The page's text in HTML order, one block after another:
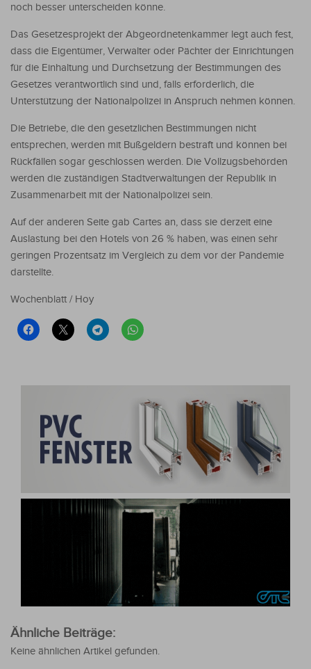
noch besser unterscheiden könne.
Das Gesetzesprojekt der Abgeordnetenkammer legt auch fest,
dass die Eigentümer, Verwalter oder Pächter der Einrichtungen
für die Einhaltung und Durchsetzung der Bestimmungen des
Gesetzes verantwortlich sind und, falls erforderlich, die
Unterstützung der Nationalpolizei in Anspruch nehmen können.
Die Betriebe, die den gesetzlichen Bestimmungen nicht
entsprechen, werden mit Bußgeldern bestraft und können bei
Rückfällen sogar geschlossen werden. Die Vollzugsbehörden
werden die zuständigen Stadtverwaltungen der Republik in
Zusammenarbeit mit der Nationalpolizei sein.
Auf der anderen Seite gab Cartes an, dass sie derzeit eine
Auslastung bei den Hotels von 26 % haben, was einen sehr
geringen Prozentsatz im Vergleich zu dem vor der Pandemie
darstellte.
Wochenblatt / Hoy
Ähnliche Beiträge:
Keine ähnlichen Artikel gefunden.